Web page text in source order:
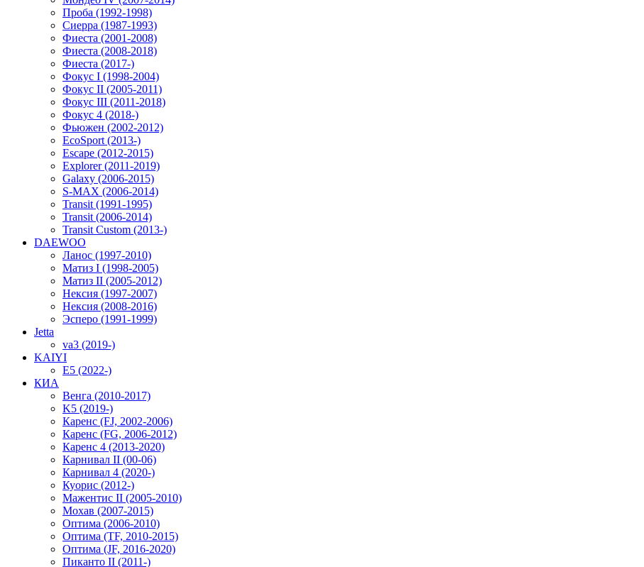
Проба (1992-1998)
Сиерра (1987-1993)
Фиеста (2001-2008)
Фиеста (2008-2018)
Фиеста (2017-)
Фокус I (1998-2004)
Фокус II (2005-2011)
Фокус III (2011-2018)
Фокус 4 (2018-)
Фьюжен (2002-2012)
EcoSport (2013-)
Escape (2012-2015)
Explorer (2011-2019)
Galaxy (2006-2015)
S-MAX (2006-2014)
Transit (1991-1995)
Transit (2006-2014)
Transit Custom (2013-)
DAEWOO
Ланос (1997-2010)
Матиз I (1998-2005)
Матиз II (2005-2012)
Нексия (1997-2007)
Нексия (2008-2016)
Эсперо (1991-1999)
Jetta
va3 (2019-)
KAIYI
E5 (2022-)
КИА
Венга (2010-2017)
K5 (2019-)
Каренс (FJ, 2002-2006)
Каренс (FG, 2006-2012)
Каренс 4 (2013-2020)
Карнивал II (00-06)
Карнивал 4 (2020-)
Куорис (2012-)
Мажентис II (2005-2010)
Мохав (2007-2015)
Оптима (2006-2010)
Оптима (TF, 2010-2015)
Оптима (JF, 2016-2020)
Пиканто II (2011-)